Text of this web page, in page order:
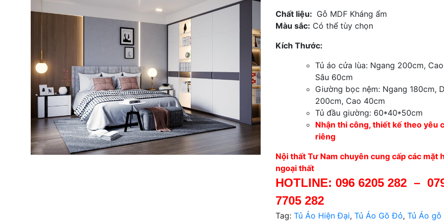
Chất liệu: Gỗ MDF Kháng ẩm
Màu sắc: Có thể tùy chọn
Kích Thước:
Tủ áo cửa lùa: Ngang 200cm,
Sâu 60cm
Giường bọc nệm: Ngang 180cm,
200cm, Cao 40cm
Tủ đầu giường: 60*40*50cm
Nhận thi công, thiết kế theo yêu
riêng
Nội thất Tư Nam chuyên cung cấp các mặt
ngoại thất
HOTLINE: 096 6205 282–
7705 282
Tag: Tủ Áo Hiện Đại, Tủ Áo Gõ Đỏ, Tủ Áo gỗ